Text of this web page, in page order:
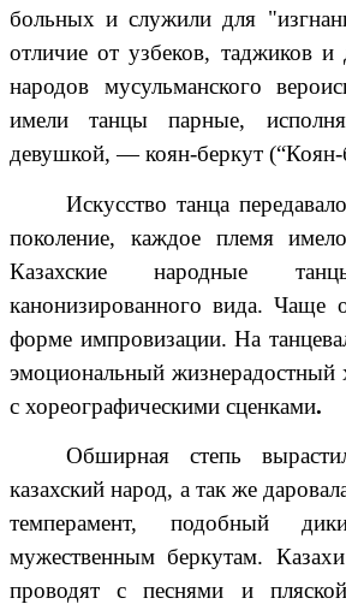
больных и служили для
отличие от узбеков, таджиков
народов мусульманского
имели танцы парные,
девушкой, — коян-беркут (“Коян-
Искусство танца
поколение, каждое племя
Казахские народные
канонизированного вида. Чаще
форме импровизации. На
эмоциональный жизнерадостный
с хореографическими сценками.
Обширная степь
казахский народ, а так же
темперамент, подобный
мужественным беркутам.
проводят с песнями и